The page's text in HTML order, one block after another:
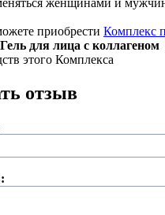
женщинами и
приобрести Комплекс
Гель для лица с коллагеном
этого Комплекса
отзыв